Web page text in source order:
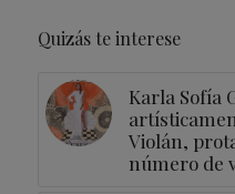
Quizás te interese
Karla Sofía
Violán,
número de